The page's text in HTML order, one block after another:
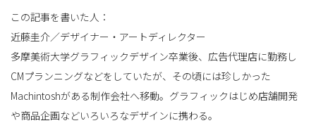
この記事を書いた人：
近藤圭介／デザイナー・アートディレクター
多摩美術大学グラフィックデザイン卒業後、広告代理店に勤務し
CMプランニングなどをしていたが、その頃には珍しかった
Machintoshがある制作会社へ移動。グラフィックはじめ店舗開発
や商品企画などいろいろなデザインに携わる。